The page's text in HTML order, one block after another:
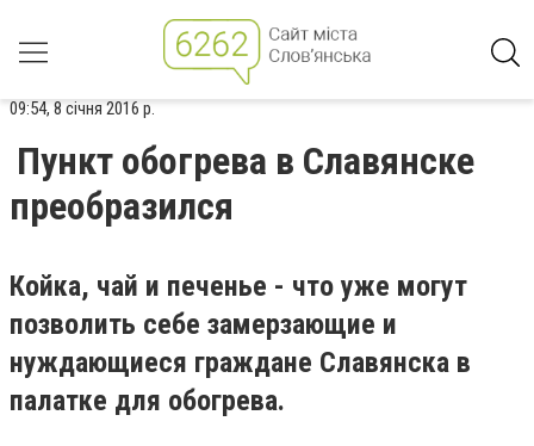
09:54, 8 січня 2016 р.
Пункт обогрева в Славянске
преобразился
Койка, чай и печенье - что уже могут
позволить себе замерзающие и
нуждающиеся граждане Славянска в
палатке для обогрева.